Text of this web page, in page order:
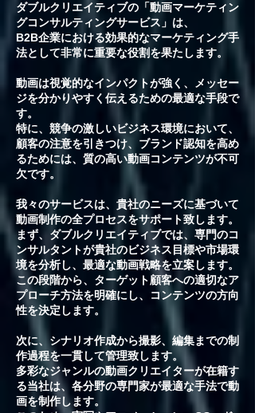
ダブルクリエイティブの「動画マーケティン
グコンサルティングサービス」は、
B2B企業における効果的なマーケティング手
法として非常に重要な役割を果たします。
動画は視覚的なインパクトが強く、メッセー
ジを分かりやすく伝えるための最適な手段で
す。
特に、競争の激しいビジネス環境において、
顧客の注意を引きつけ、ブランド認知を高め
るためには、質の高い動画コンテンツが不可
欠です。
我々のサービスは、貴社のニーズに基づいて
動画制作の全プロセスをサポート致します。
まず、ダブルクリエイティブでは、専門のコ
ンサルタントが貴社のビジネス目標や市場環
境を分析し、最適な動画戦略を立案します。
この段階から、ターゲット顧客への適切なア
プローチ方法を明確にし、コンテンツの方向
性を決定します。
次に、シナリオ作成から撮影、編集までの制
作過程を一貫して管理致します。
多彩なジャンルの動画クリエイターが在籍す
る当社は、各分野の専門家が最適な手法で動
画を制作します。